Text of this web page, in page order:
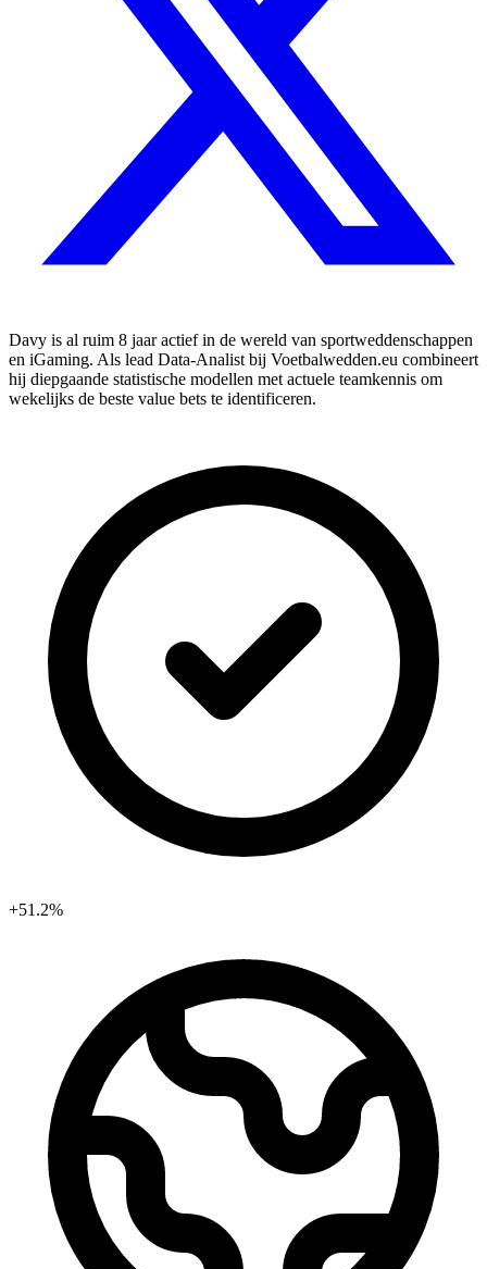
Davy is al ruim 8 jaar actief in de wereld van sportweddenschappen
en iGaming. Als lead Data-Analist bij Voetbalwedden.eu combineert
hij diepgaande statistische modellen met actuele teamkennis om
wekelijks de beste value bets te identificeren.
+51.2%